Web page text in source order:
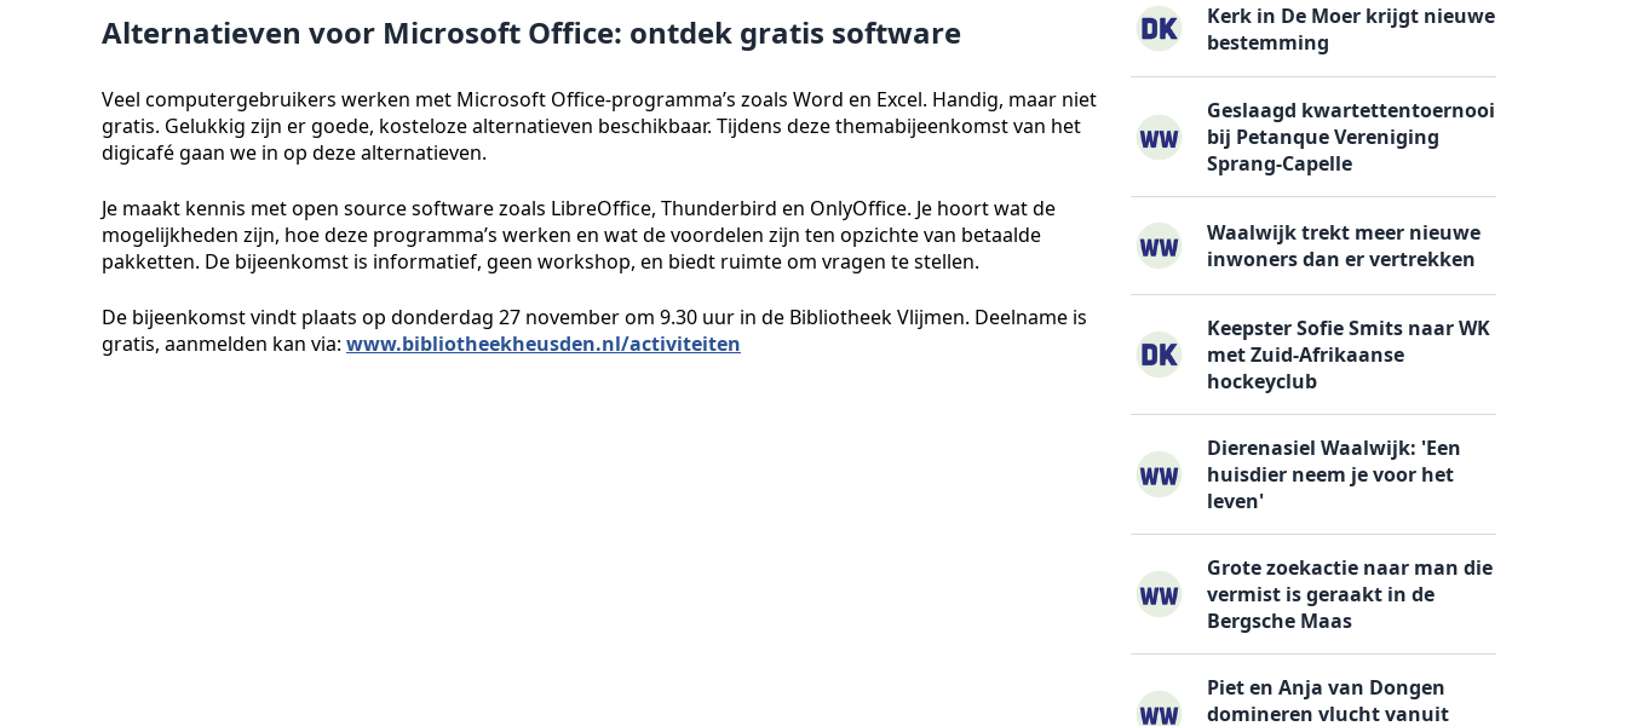
Alternatieven voor Microsoft Office: ontdek gratis software
Veel computergebruikers werken met Microsoft Office-programma’s zoals Word en Excel. Handig, maar niet
gratis. Gelukkig zijn er goede, kosteloze alternatieven beschikbaar. Tijdens deze themabijeenkomst van het
digicafé gaan we in op deze alternatieven.
Je maakt kennis met open source software zoals LibreOffice, Thunderbird en OnlyOffice. Je hoort wat de
mogelijkheden zijn, hoe deze programma’s werken en wat de voordelen zijn ten opzichte van betaalde
pakketten. De bijeenkomst is informatief, geen workshop, en biedt ruimte om vragen te stellen.
De bijeenkomst vindt plaats op donderdag 27 november om 9.30 uur in de Bibliotheek Vlijmen. Deelname is
gratis, aanmelden kan via: www.bibliotheekheusden.nl/activiteiten
Kerk in De Moer krijgt nieuwe
bestemming
Geslaagd kwartettentoernooi
bij Petanque Vereniging
Sprang-Capelle
Waalwijk trekt meer nieuwe
inwoners dan er vertrekken
Keepster Sofie Smits naar WK
met Zuid-Afrikaanse
hockeyclub
Dierenasiel Waalwijk: 'Een
huisdier neem je voor het
leven'
Grote zoekactie naar man die
vermist is geraakt in de
Bergsche Maas
Piet en Anja van Dongen
domineren vlucht vanuit